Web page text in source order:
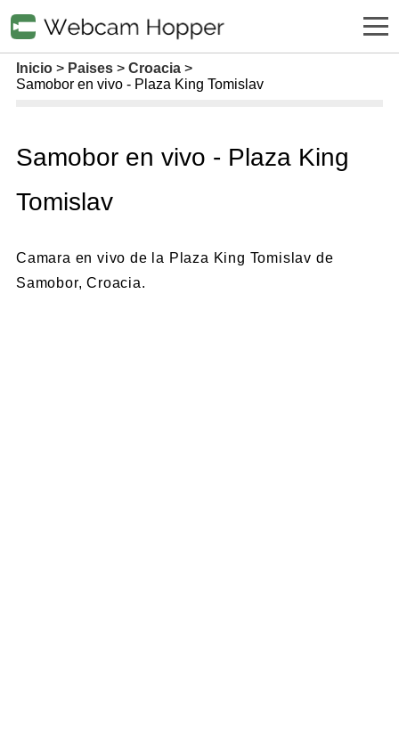
Inicio Paises
Croacia
Samobor en vivo - Plaza King Tomislav
Samobor en vivo - Plaza King
Tomislav
Camara en vivo de la Plaza King Tomislav de
Samobor, Croacia.